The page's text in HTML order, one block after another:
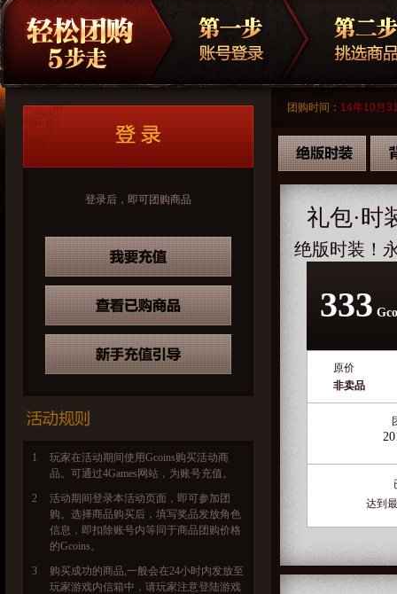
登录后，即可团购商品
1
玩家在活动期间使用Gcoins购买活动商
品。可通过4Games网站，为账号充值。
2
活动期间登录本活动页面，即可参加团
购。选择商品购买后，填写奖品发放角色
信息，即扣除账号内等同于商品团购价格
的Gcoins。
3
购买成功的商品,一般会在24小时内发放至
玩家游戏内信箱中，请玩家注意登陆游戏
团购时间： 14年10月
礼包·时
绝版时装！
333
原价
非卖品
达到